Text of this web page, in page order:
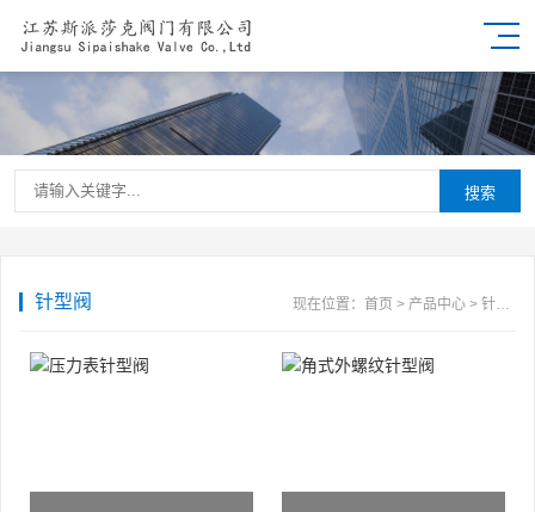
搜索
针型阀 现在位置： 首页 > 产品中心> 针型阀